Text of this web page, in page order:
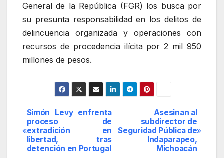
General de la República (FGR) los busca por
su presunta responsabilidad en los delitos de
delincuencia organizada y operaciones con
recursos de procedencia ilícita por 2 mil 950
millones de pesos.
Navegación
de
Asesinan al
subdirector de
Seguridad Pública de
Indaparapeo,
Michoacán
Simón Levy enfrenta
proceso de
extradición en
libertad, tras
detención en Portugal